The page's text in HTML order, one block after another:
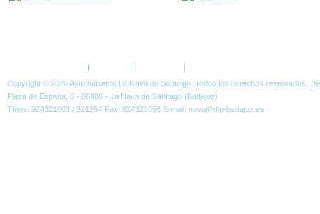
| | |
Copyright © 2026 Ayuntamiento La Nava de Santiago. Todos los derechos reservados.
Plaza de España, 6 - 06486 - La Nava de Santiago (Badajoz)
Tfnos: 924321001 / 321254 Fax: 924321096 E-mail: nava@dip-badajoz.es